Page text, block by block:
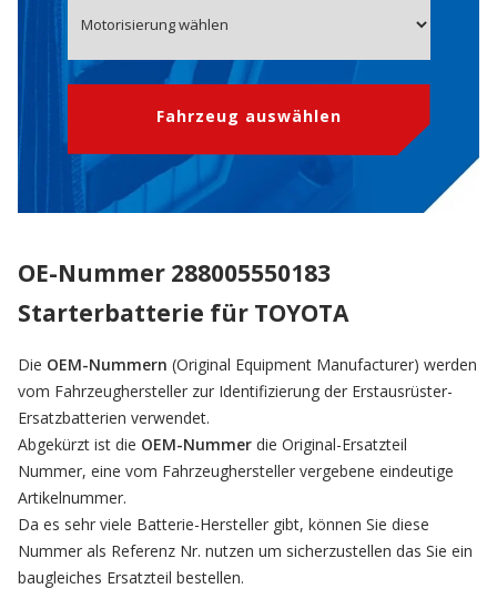
Fahrzeug auswählen
OE-Nummer 288005550183
Starterbatterie für TOYOTA
Die OEM-Nummern (Original Equipment Manufacturer) werden
vom Fahrzeughersteller zur Identifizierung der Erstausrüster-
Ersatzbatterien verwendet.
Abgekürzt ist die OEM-Nummer die Original-Ersatzteil
Nummer, eine vom Fahrzeughersteller vergebene eindeutige
Artikelnummer.
Da es sehr viele Batterie-Hersteller gibt, können Sie diese
Nummer als Referenz Nr. nutzen um sicherzustellen das Sie ein
baugleiches Ersatzteil bestellen.